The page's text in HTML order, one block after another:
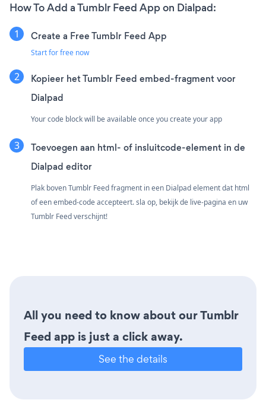
How To Add a Tumblr Feed App on Dialpad:
Create a Free Tumblr Feed App
Start for free now
Kopieer het Tumblr Feed embed-fragment voor
Dialpad
Your code block will be available once you create your app
Toevoegen aan html- of insluitcode-element in de
Dialpad editor
Plak boven Tumblr Feed fragment in een Dialpad element dat html
of een embed-code accepteert. sla op, bekijk de live-pagina en uw
Tumblr Feed verschijnt!
All you need to know about our Tumblr
Feed app is just a click away.
See the details